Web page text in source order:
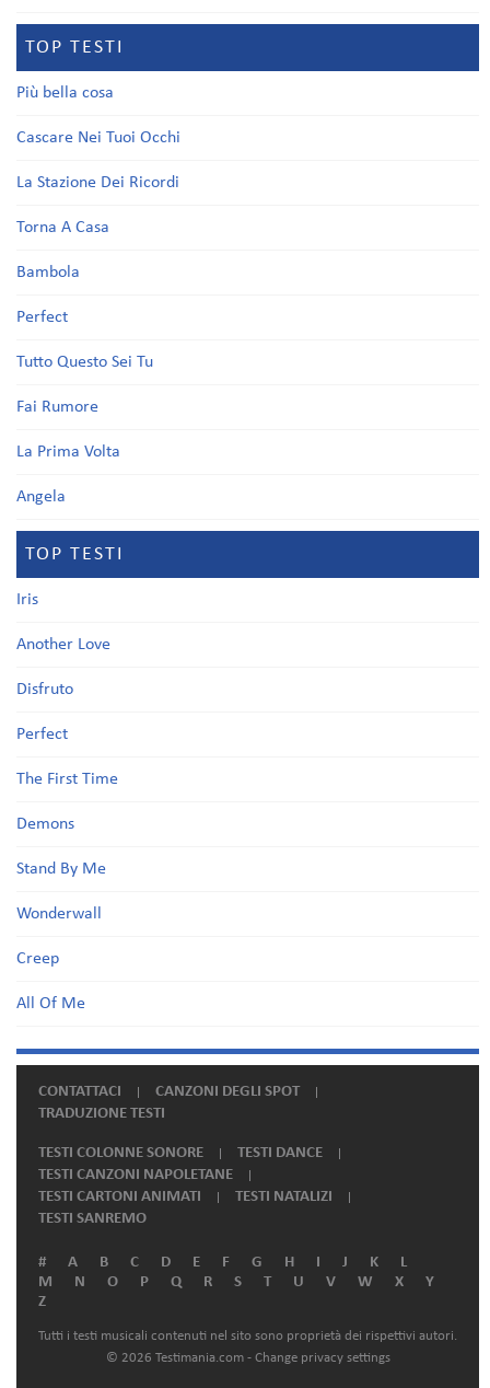
TOP TESTI
Più bella cosa
Cascare Nei Tuoi Occhi
La Stazione Dei Ricordi
Torna A Casa
Bambola
Perfect
Tutto Questo Sei Tu
Fai Rumore
La Prima Volta
Angela
TOP TESTI
Iris
Another Love
Disfruto
Perfect
The First Time
Demons
Stand By Me
Wonderwall
Creep
All Of Me
CONTATTACI
CANZONI DEGLI SPOT
TRADUZIONE TESTI
TESTI COLONNE SONORE
TESTI DANCE
TESTI CANZONI NAPOLETANE
TESTI CARTONI ANIMATI
TESTI NATALIZI
TESTI SANREMO
# A B C D E F G H I J K
L
M
N O P Q R S T U V W X
Y
Z
Tutti i testi musicali contenuti nel sito sono proprietà dei rispettivi autori.
© 2026 Testimania.com - Change privacy settings